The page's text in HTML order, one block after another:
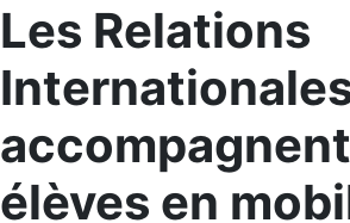
Les Relations
élèves en